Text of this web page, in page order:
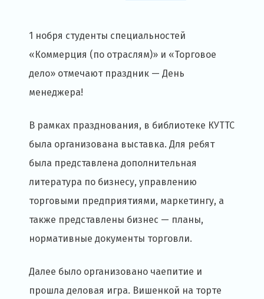
1 нобря студенты специальностей
«Коммерция (по отраслям)» и «Торговое
дело» отмечают праздник — День
менеджера!
В рамках празднования, в библиотеке КУТТС
была организована выставка. Для ребят
была представлена дополнительная
литература по бизнесу, управлению
торговыми предприятиями, маркетингу, а
также представлены бизнес — планы,
нормативные документы торговли.
Далее было организовано чаепитие и
прошла деловая игра. Вишенкой на торте